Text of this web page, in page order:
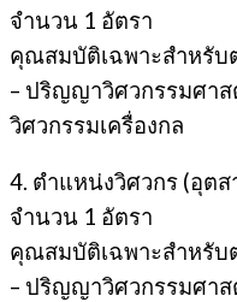
จํานวน 1 อัตรา
คุณสมบัติเฉพาะสำหรั
– ปริญญาวิศวกรรมศา
วิศวกรรมเครื่องกล
4. ตำแหน่งวิศวกร (อุตส
จํานวน 1 อัตรา
คุณสมบัติเฉพาะสำหรั
– ปริญญาวิศวกรรมศา